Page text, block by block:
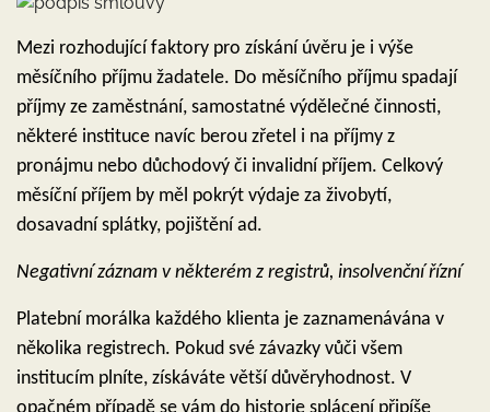
Mezi rozhodující faktory pro získání úvěru je i výše
měsíčního příjmu žadatele. Do měsíčního příjmu spadají
příjmy ze zaměstnání, samostatné výdělečné činnosti,
některé instituce navíc berou zřetel i na příjmy z
pronájmu nebo důchodový či invalidní příjem. Celkový
měsíční příjem by měl pokrýt výdaje za živobytí,
dosavadní splátky, pojištění ad.
Negativní záznam v některém z registrů, insolvenční řízní
Platební morálka každého klienta je zaznamenávána v
několika registrech. Pokud své závazky vůči všem
institucím plníte, získáváte větší důvěryhodnost. V